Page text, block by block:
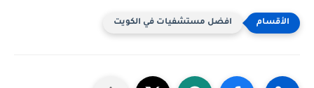
افضل مستشفيات في الكويت